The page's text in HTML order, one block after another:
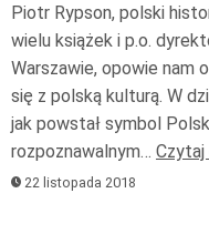
Piotr Rypson, polski
wielu książek i p.o.
Warszawie, opowie nam
się z polską kulturą. W
jak powstał symbol
rozpoznawalnym… Czytaj
22 listopada 2018